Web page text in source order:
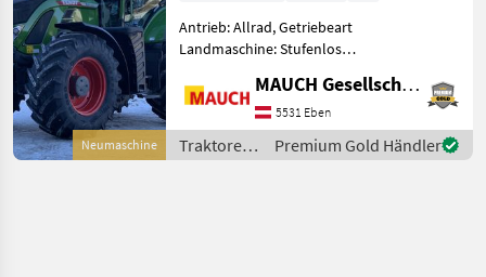
Neumaschine
Antrieb: Allrad, Getriebeart
Landmaschine: Stufenloses
Zapfwellendrehzahl:
540/540E/1000/1000E,
Höchstgeschwindigkeit in
km/h: 50 km/h, Aufla
MAUCH Gesellschaft m.b.H. & Co.KG, Eben
5531 Eben
Traktoren
/ Fendt
Premium Gold Händler